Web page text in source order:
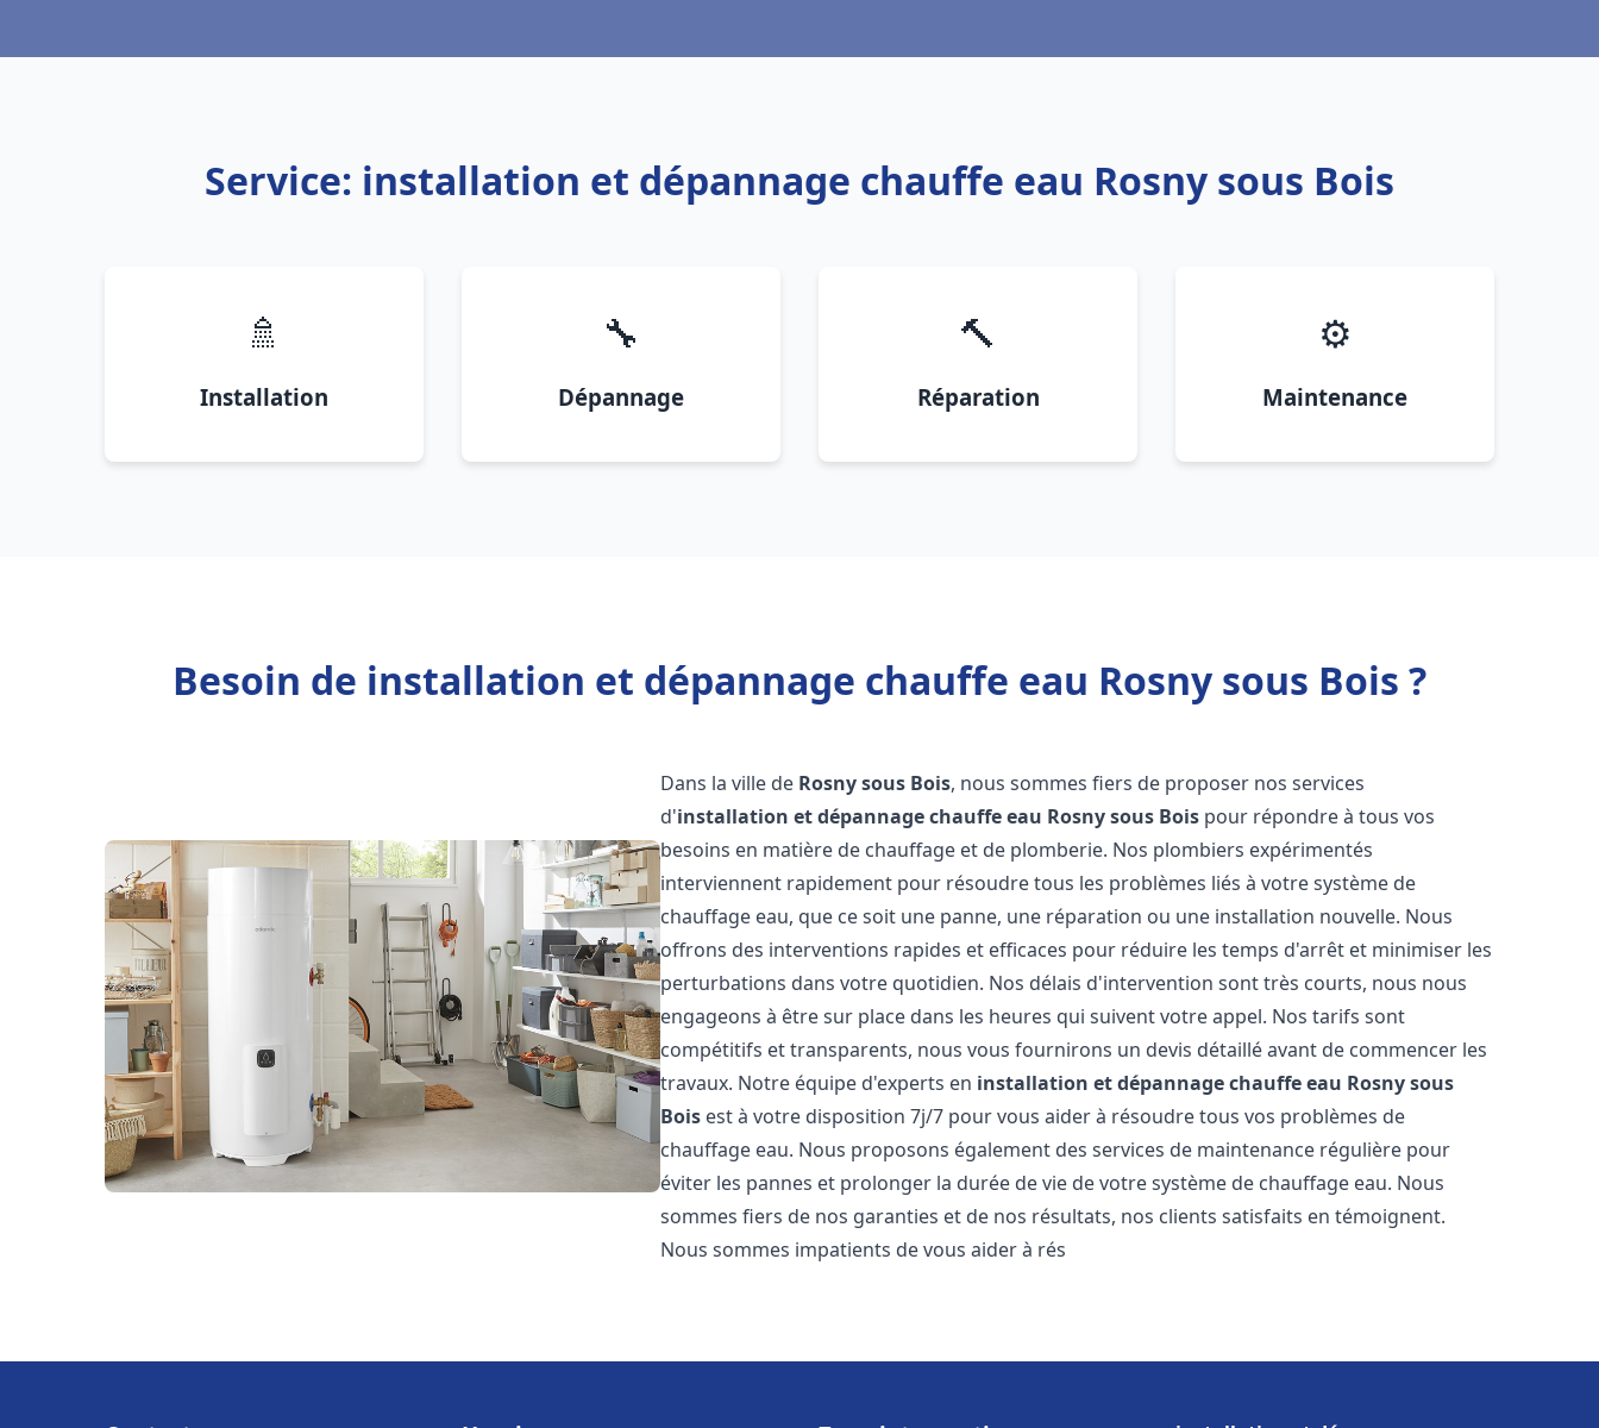
Service: installation et dépannage chauffe eau Rosny sous Bois
🚿
Installation
🔧
Dépannage
🔨
Réparation
⚙️
Maintenance
Besoin de installation et dépannage chauffe eau Rosny sous Bois ?
Dans la ville de Rosny sous Bois, nous sommes fiers de proposer nos services
d'installation et dépannage chauffe eau Rosny sous Bois pour répondre à tous vos
besoins en matière de chauffage et de plomberie. Nos plombiers expérimentés
interviennent rapidement pour résoudre tous les problèmes liés à votre système de
chauffage eau, que ce soit une panne, une réparation ou une installation nouvelle. Nous
offrons des interventions rapides et efficaces pour réduire les temps d'arrêt et minimiser les
perturbations dans votre quotidien. Nos délais d'intervention sont très courts, nous nous
engageons à être sur place dans les heures qui suivent votre appel. Nos tarifs sont
compétitifs et transparents, nous vous fournirons un devis détaillé avant de commencer les
travaux. Notre équipe d'experts en installation et dépannage chauffe eau Rosny sous
Bois est à votre disposition 7j/7 pour vous aider à résoudre tous vos problèmes de
chauffage eau. Nous proposons également des services de maintenance régulière pour
éviter les pannes et prolonger la durée de vie de votre système de chauffage eau. Nous
sommes fiers de nos garanties et de nos résultats, nos clients satisfaits en témoignent.
Nous sommes impatients de vous aider à rés